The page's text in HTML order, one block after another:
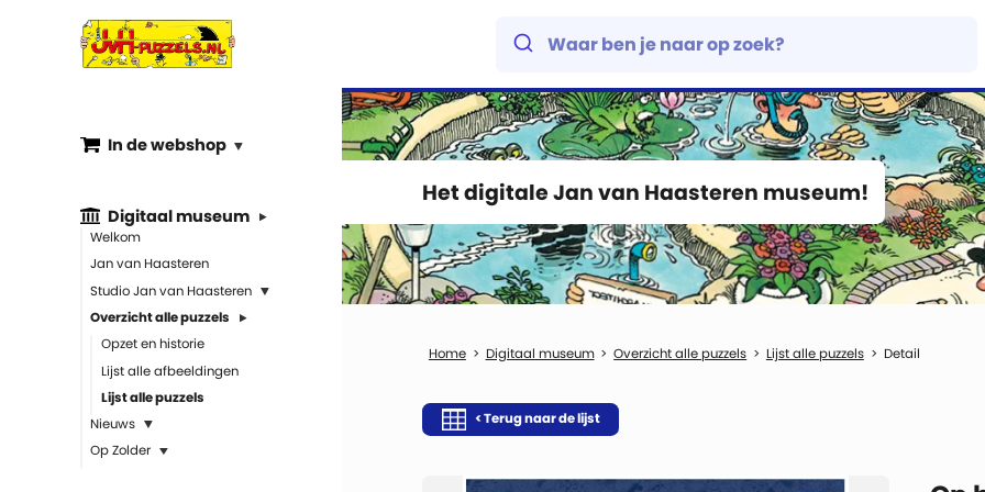
Het digitale Jan van Haasteren museum!
In de webshop
Digitaal museum
Welkom
Jan van Haasteren
Studio Jan van Haasteren
Overzicht alle puzzels
Opzet en historie
Lijst alle afbeeldingen
Lijst alle puzzels
Nieuws
Op Zolder
Digitaal museum Overzicht alle puzzels Lijst alle puzzels Detail
< Terug naar de lijst